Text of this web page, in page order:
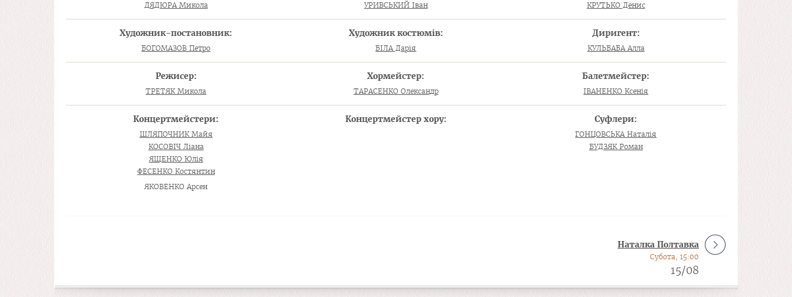
ДЯДЮРА Микола УРИВСЬКИЙ Іван КРУТЬКО Денис
Художник-постановник:
БОГОМАЗОВ Петро
Художник костюмів:
БІЛА Дарія
Диригент:
КУЛЬБАБА Алла
Режисер:
ТРЕТЯК Микола
Хормейстер:
ТАРАСЕНКО Олександр
Балетмейстер:
ІВАНЕНКО Ксенія
Концертмейстери:
ШЛЯПОЧНИК Майя
КОСОВІЧ Ліана
ЯЩЕНКО Юлія
ФЕСЕНКО Костянтин
ЯКОВЕНКО Арсен
Концертмейстер хору: Суфлери:
ГОНЦОВСЬКА Наталія
БУДЗЯК Роман
Наталка Полтавка
Субота, 15:00
15/08